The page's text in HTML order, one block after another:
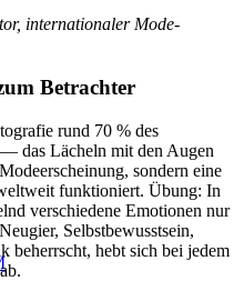
internationaler Mode-
Betrachter
rund 70 % des
das Lächeln mit den Augen
sondern eine
funktioniert. Übung: In
verschiedene Emotionen nur
Selbstbewusstsein,
beherrscht, hebt sich bei jedem